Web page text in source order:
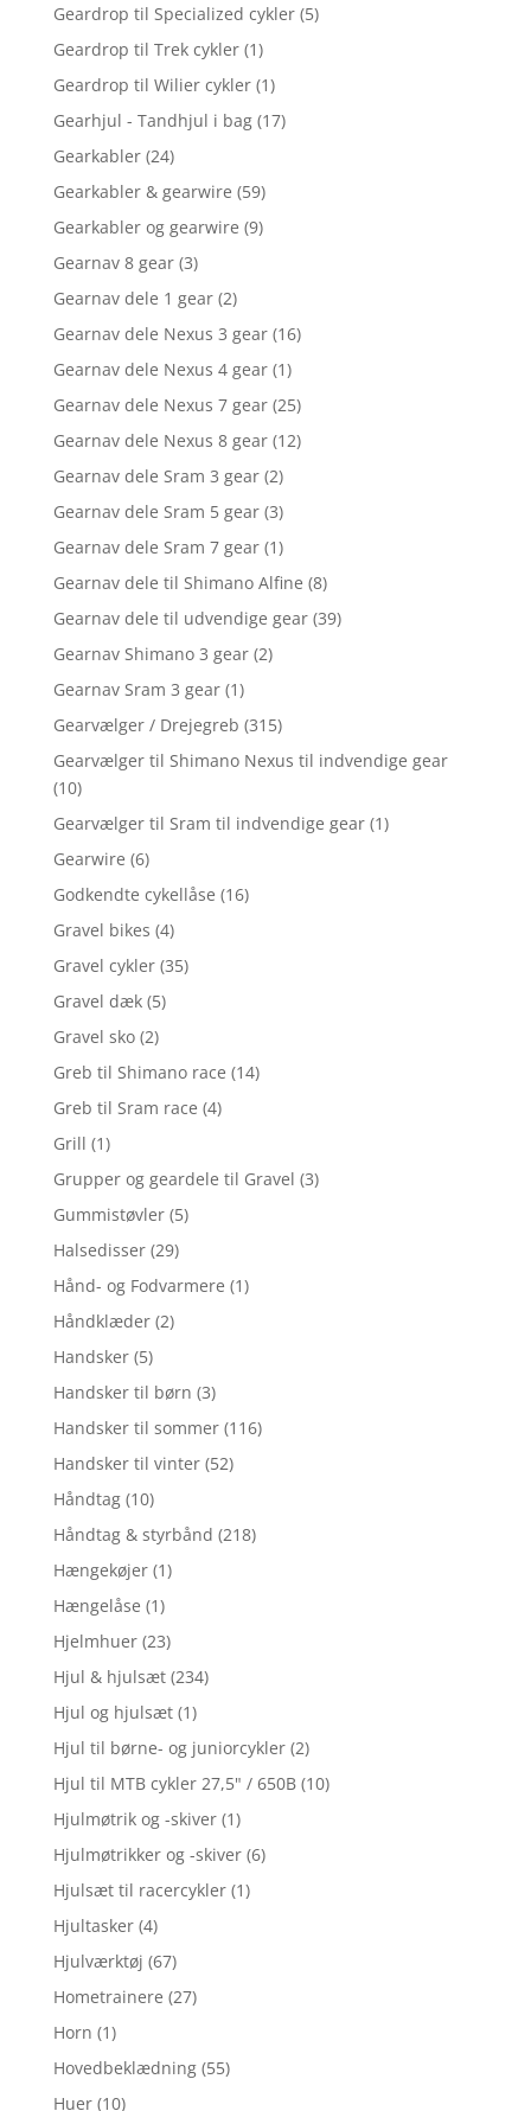
Geardrop til Specialized cykler (5)
Geardrop til Trek cykler (1)
Geardrop til Wilier cykler (1)
Gearhjul - Tandhjul i bag (17)
Gearkabler (24)
Gearkabler & gearwire (59)
Gearkabler og gearwire (9)
Gearnav 8 gear (3)
Gearnav dele 1 gear (2)
Gearnav dele Nexus 3 gear (16)
Gearnav dele Nexus 4 gear (1)
Gearnav dele Nexus 7 gear (25)
Gearnav dele Nexus 8 gear (12)
Gearnav dele Sram 3 gear (2)
Gearnav dele Sram 5 gear (3)
Gearnav dele Sram 7 gear (1)
Gearnav dele til Shimano Alfine (8)
Gearnav dele til udvendige gear (39)
Gearnav Shimano 3 gear (2)
Gearnav Sram 3 gear (1)
Gearvælger / Drejegreb (315)
Gearvælger til Shimano Nexus til indvendige gear
(10)
Gearvælger til Sram til indvendige gear (1)
Gearwire (6)
Godkendte cykellåse (16)
Gravel bikes (4)
Gravel cykler (35)
Gravel dæk (5)
Gravel sko (2)
Greb til Shimano race (14)
Greb til Sram race (4)
Grill (1)
Grupper og geardele til Gravel (3)
Gummistøvler (5)
Halsedisser (29)
Hånd- og Fodvarmere (1)
Håndklæder (2)
Handsker (5)
Handsker til børn (3)
Handsker til sommer (116)
Handsker til vinter (52)
Håndtag (10)
Håndtag & styrbånd (218)
Hængekøjer (1)
Hængelåse (1)
Hjelmhuer (23)
Hjul & hjulsæt (234)
Hjul og hjulsæt (1)
Hjul til børne- og juniorcykler (2)
Hjul til MTB cykler 27,5" / 650B (10)
Hjulmøtrik og -skiver (1)
Hjulmøtrikker og -skiver (6)
Hjulsæt til racercykler (1)
Hjultasker (4)
Hjulværktøj (67)
Hometrainere (27)
Horn (1)
Hovedbeklædning (55)
Huer (10)